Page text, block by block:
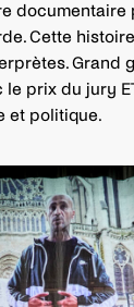
documentaire
Cette
Grand
le prix du jury
et politique.